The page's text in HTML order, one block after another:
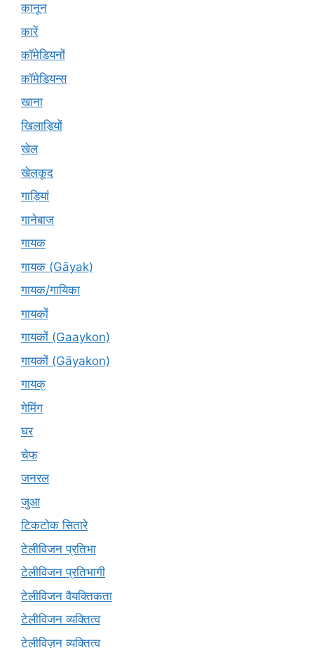
कानून
कारें
कॉमेडियनों
कॉमेडियन्स
खाना
खिलाड़ियों
खेल
खेलकूद
गाड़ियां
गानेबाज
गायक
गायक (Gāyak)
गायक/गायिका
गायकों
गायकों (Gaaykon)
गायकों (Gāyakon)
गायक्
गेमिंग
घर
चेफ
जनरल
जुआ
टिकटोक सितारे
टेलीविजन प्रतिभा
टेलीविजन प्रतिभागी
टेलीविजन वैयक्तिकता
टेलीविजन व्यक्तित्व
टेलीविज़न व्यक्तित्व